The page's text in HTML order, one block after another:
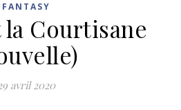
FANTASY
Courtisane
avril 2020